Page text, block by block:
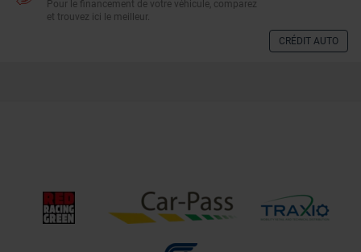
Pour le financement de votre véhicule, comparez
et trouvez ici le meilleur.
CRÉDIT AUTO